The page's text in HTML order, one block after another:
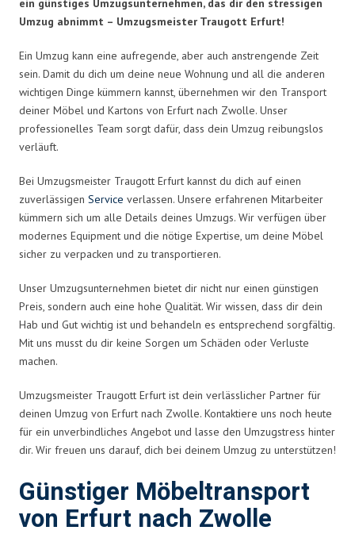
ein günstiges Umzugsunternehmen, das dir den stressigen
Umzug abnimmt – Umzugsmeister Traugott Erfurt!
Ein Umzug kann eine aufregende, aber auch anstrengende Zeit
sein. Damit du dich um deine neue Wohnung und all die anderen
wichtigen Dinge kümmern kannst, übernehmen wir den Transport
deiner Möbel und Kartons von Erfurt nach Zwolle. Unser
professionelles Team sorgt dafür, dass dein Umzug reibungslos
verläuft.
Bei Umzugsmeister Traugott Erfurt kannst du dich auf einen
zuverlässigen Service verlassen. Unsere erfahrenen Mitarbeiter
kümmern sich um alle Details deines Umzugs. Wir verfügen über
modernes Equipment und die nötige Expertise, um deine Möbel
sicher zu verpacken und zu transportieren.
Unser Umzugsunternehmen bietet dir nicht nur einen günstigen
Preis, sondern auch eine hohe Qualität. Wir wissen, dass dir dein
Hab und Gut wichtig ist und behandeln es entsprechend sorgfältig.
Mit uns musst du dir keine Sorgen um Schäden oder Verluste
machen.
Umzugsmeister Traugott Erfurt ist dein verlässlicher Partner für
deinen Umzug von Erfurt nach Zwolle. Kontaktiere uns noch heute
für ein unverbindliches Angebot und lasse den Umzugstress hinter
dir. Wir freuen uns darauf, dich bei deinem Umzug zu unterstützen!
Günstiger Möbeltransport
von Erfurt nach Zwolle